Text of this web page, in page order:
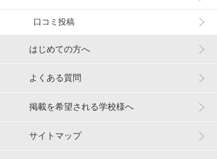
口コミ投稿
はじめての方へ
よくある質問
掲載を希望される学校様へ
サイトマップ